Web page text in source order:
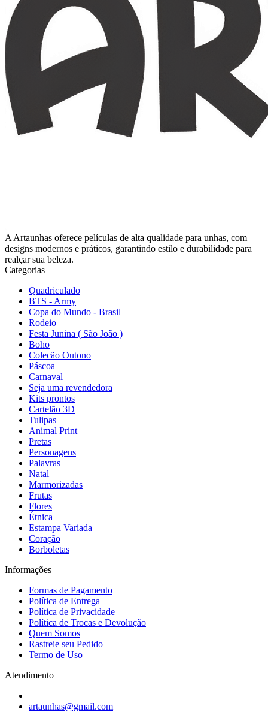
A Artaunhas oferece películas de alta qualidade para unhas, com
designs modernos e práticos, garantindo estilo e durabilidade para
realçar sua beleza.
Categorias
Quadriculado
BTS - Army
Copa do Mundo - Brasil
Rodeio
Festa Junina ( São João )
Boho
Colecão Outono
Páscoa
Carnaval
Seja uma revendedora
Kits prontos
Cartelão 3D
Tulipas
Animal Print
Pretas
Personagens
Palavras
Natal
Marmorizadas
Frutas
Flores
Étnica
Estampa Variada
Coração
Borboletas
Informações
Formas de Pagamento
Política de Entrega
Política de Privacidade
Política de Trocas e Devolução
Quem Somos
Rastreie seu Pedido
Termo de Uso
Atendimento
artaunhas@gmail.com